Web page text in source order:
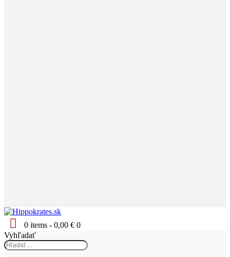
0 items - 0,00 € 0
Vyhľadať